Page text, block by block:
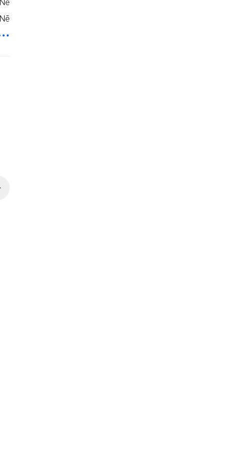
Nē
Nē